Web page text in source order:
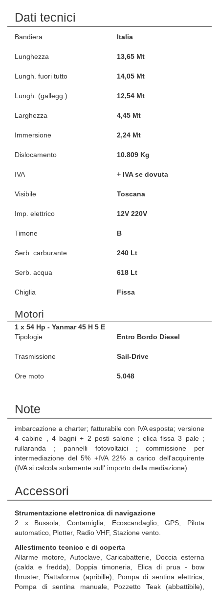
Dati tecnici
Bandiera Italia
Lunghezza 13,65 Mt
Lungh. fuori tutto 14,05 Mt
Lungh. (gallegg.) 12,54 Mt
Larghezza 4,45 Mt
Immersione 2,24 Mt
Dislocamento 10.809 Kg
IVA + IVA se dovuta
Visibile Toscana
Imp. elettrico 12V 220V
Timone B
Serb. carburante 240 Lt
Serb. acqua 618 Lt
Chiglia Fissa
Motori
1 x 54 Hp - Yanmar 45 H 5 E
Tipologie
Entro Bordo Diesel
Trasmissione Sail-Drive
Ore moto 5.048
Note
imbarcazione a charter; fatturabile con IVA esposta; versione
4 cabine , 4 bagni + 2 posti salone ; elica fissa 3 pale ;
rullaranda ; pannelli fotovoltaici ; commissione per
intermediazione del 5% +IVA 22% a carico dell'acquirente
(IVA si calcola solamente sull' importo della mediazione)
Accessori
Strumentazione elettronica di navigazione
2 x Bussola, Contamiglia, Ecoscandaglio, GPS, Pilota
automatico, Plotter, Radio VHF, Stazione vento.
Allestimento tecnico e di coperta
Allarme motore, Autoclave, Caricabatterie, Doccia esterna
(calda e fredda), Doppia timoneria, Elica di prua - bow
thruster, Piattaforma (apribille), Pompa di sentina elettrica,
Pompa di sentina manuale, Pozzetto Teak (abbattibile),